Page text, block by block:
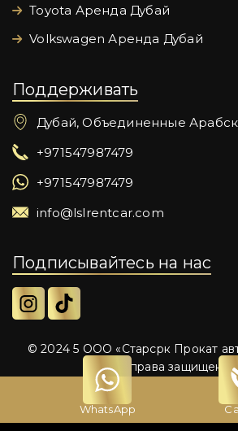
Toyota Аренда Дубай
Volkswagen Аренда Дубай
Поддерживать
Дубай, Объединенные
+971547987479
+971547987479
info@lslrentcar.com
Подписывайтесь на нас
© 2024 5 ООО «Старсрк Прокат
права защищены.
WhatsApp